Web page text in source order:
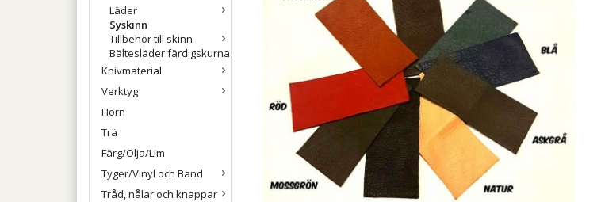
Läder
Syskinn
Tillbehör till skinn
Bältesläder färdigskurna
Knivmaterial
Verktyg
Horn
Trä
Färg/Olja/Lim
Tyger/Vinyl och Band
Tråd, nålar och knappar